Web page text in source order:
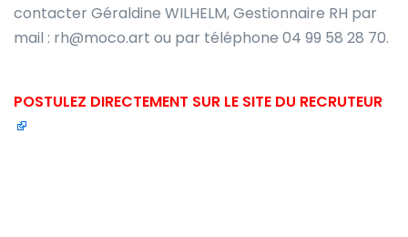
contacter Géraldine WILHELM, Gestionnaire RH par
mail : rh@moco.art ou par téléphone 04 99 58 28 70.
POSTULEZ DIRECTEMENT SUR LE SITE DU RECRUTEUR